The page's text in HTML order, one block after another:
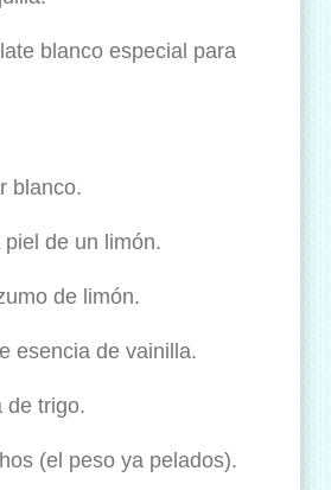
blanco especial para
blanco.
de un limón.
de limón.
esencia de vainilla.
de trigo.
(el peso ya pelados).